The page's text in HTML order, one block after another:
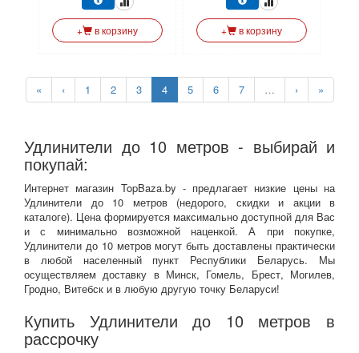
+ в корзину + в корзину
« ‹ 1 2 3 4 5 6 7 … › »
Удлинители до 10 метров - выбирай и
покупай:
Интернет магазин TopBaza.by - предлагает низкие цены на
Удлинители до 10 метров (недорого, скидки и акции в
каталоге). Цена формируется максимально доступной для Вас
и с минимально возможной наценкой. А при покупке,
Удлинители до 10 метров могут быть доставлены практически
в любой населенный пункт Республики Беларусь. Мы
осуществляем доставку в Минск, Гомель, Брест, Могилев,
Гродно, Витебск и в любую другую точку Беларуси!
Купить Удлинители до 10 метров в
рассрочку